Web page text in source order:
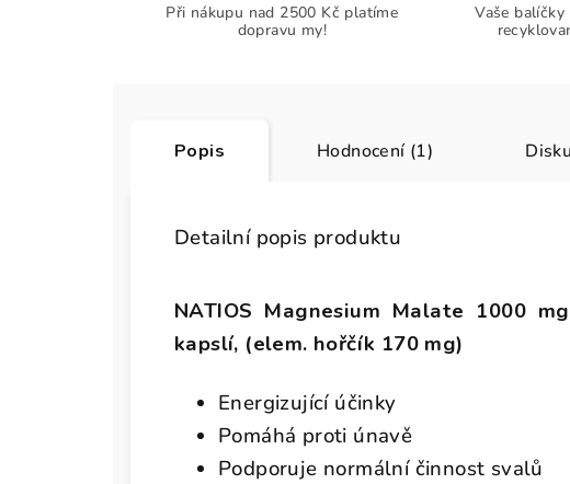
Při nákupu nad 2500 Kč platíme
dopravu my!
Vaše
Popis Hodnocení (1)
Detailní popis produktu
NATIOS Magnesium Malate 1000
kapslí, (elem. hořčík 170 mg)
Energizující účinky
Pomáhá proti únavě
Podporuje normální činnost svalů